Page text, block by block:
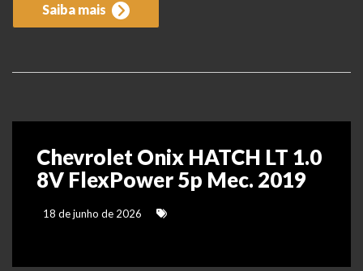
Saiba mais
Chevrolet Onix HATCH LT 1.0
8V FlexPower 5p Mec. 2019
18 de junho de 2026